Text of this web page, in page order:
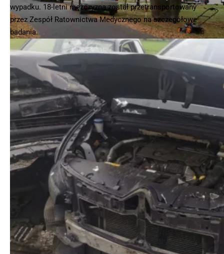
wypadku. 18-letni mężczyzna został przetransportowany
przez Zespół Ratownictwa Medycznego na szczegółowe
badania.